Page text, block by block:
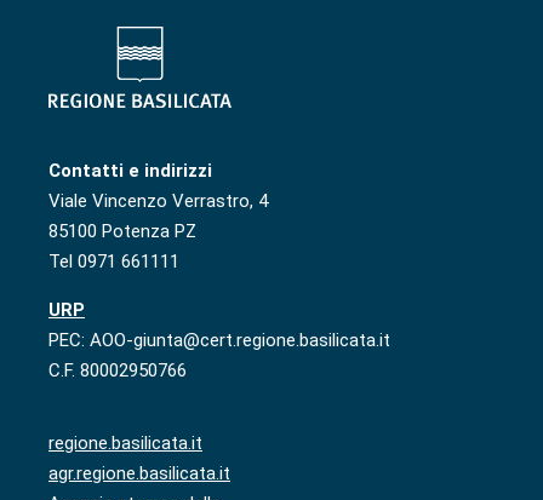
Contatti e indirizzi
Viale Vincenzo Verrastro, 4
85100 Potenza PZ
Tel 0971 661111
URP
PEC: AOO-giunta@cert.regione.basilicata.it
C.F. 80002950766
regione.basilicata.it
agr.regione.basilicata.it